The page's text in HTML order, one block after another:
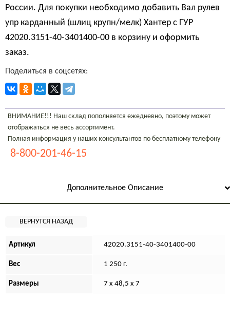
России. Для покупки необходимо добавить Вал рулев
упр карданный (шлиц крупн/мелк) Хантер с ГУР
42020.3151-40-3401400-00 в корзину и оформить
заказ.
Поделиться в соцсетях:
ВНИМАНИЕ!!! Наш склад пополняется ежедневно, поэтому может
отображаться не весь ассортимент.
Полная информация у наших консультантов по бесплатному телефону
8-800-201-46-15
Дополнительное Описание
Артикул 42020.3151-40-3401400-00
Вес 1 250 г.
Размеры 7 х 48,5 х 7